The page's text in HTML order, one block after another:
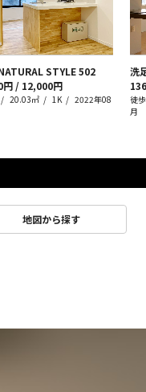
STYLE502
円 / 12,000円
20.03㎡ 1K
2022年08
洗
徒
月
地図から探す